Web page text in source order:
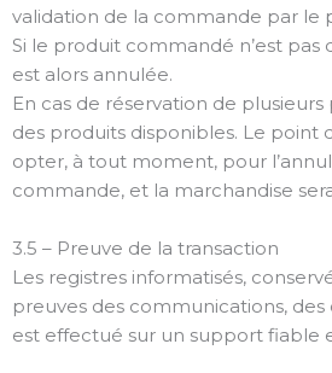
validation de la commande par le
Si le produit commandé n’est
est alors annulée.
En cas de réservation de
des produits disponibles. Le point
opter, à tout moment, pour
commande, et la marchandise
3.5 – Preuve de la transaction
Les registres informatisés,
preuves des communications,
est effectué sur un support fiable